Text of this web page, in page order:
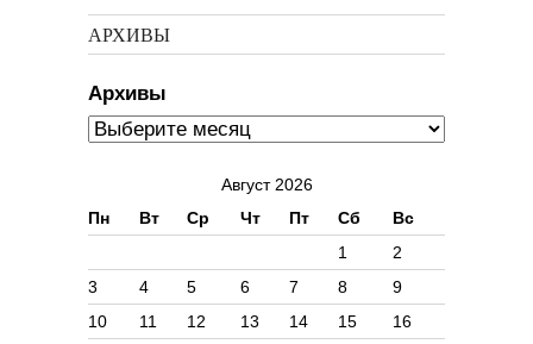
АРХИВЫ
Архивы
Август 2026
Пн
Вт Ср Чт Пт Сб Вс
1
2
3
4 5 6 7 8
9
10
11 12 13 14 15
16